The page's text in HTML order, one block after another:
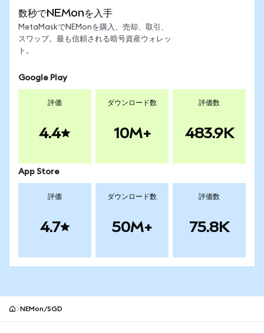
数秒でNEMonを入手
MetaMaskでNEMonを購入、売却、取引、
スワップ。最も信頼される暗号資産ウォレッ
ト。
Google Play
評価
4.4
ダウンロード数
10M+
評価数
483.9K
App Store
評価
4.7
ダウンロード数
50M+
評価数
75.8K
NEMon/SGD